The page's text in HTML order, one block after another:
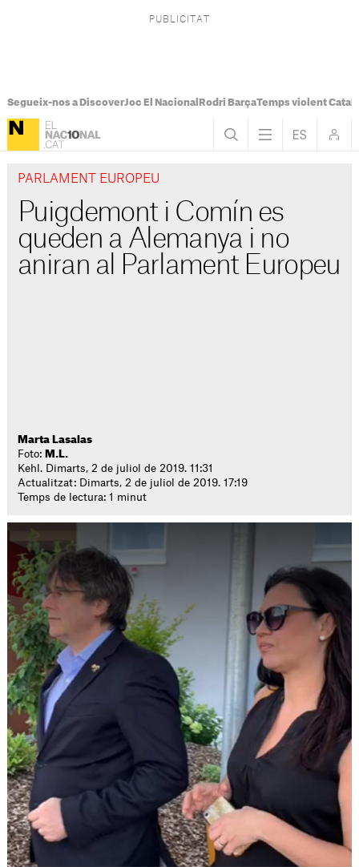
Segueix-nos a DiscoverJoc El Nacional Rodri BarçaTemps violent
PARLAMENT EUROPEU
Puigdemont i Comín es
queden a Alemanya i no
aniran al Parlament Europeu
Marta Lasalas
Foto: M.L.
Kehl. Dimarts, 2 de juliol de 2019. 11:31
Actualitzat: Dimarts, 2 de juliol de 2019. 17:19
Temps de lectura: 1 minut